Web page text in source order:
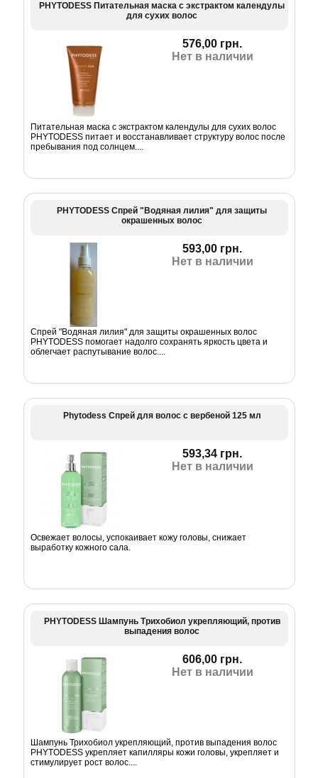
PHYTODESS Питательная маска с экстрактом календулы
для сухих волос
576,00 грн.
Нет в наличии
Питательная маска с экстрактом календулы для сухих волос
PHYTODESS питает и восстанавливает структуру волос после
пребывания под солнцем....
PHYTODESS Спрей "Водяная лилия" для защиты
окрашенных волос
593,00 грн.
Нет в наличии
Спрей "Водяная лилия" для защиты окрашенных волос
PHYTODESS помогает надолго сохранять яркость цвета и
облегчает распутывание волос....
Phytodess Спрей для волос с вербеной 125 мл
593,34 грн.
Нет в наличии
Освежает волосы, успокаивает кожу головы, снижает
выработку кожного сала.
PHYTODESS Шампунь Трихобиол укрепляющий, против
выпадения волос
606,00 грн.
Нет в наличии
Шампунь Трихобиол укрепляющий, против выпадения волос
PHYTODESS укрепляет капилляры кожи головы, укрепляет и
стимулирует рост волос....